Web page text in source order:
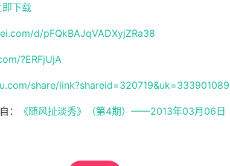
即下载
d/pFQkBAJqVADXyjZRa38
?ERFjUjA
share/
： 《随风扯淡秀》（第4期）——2013年03月06日